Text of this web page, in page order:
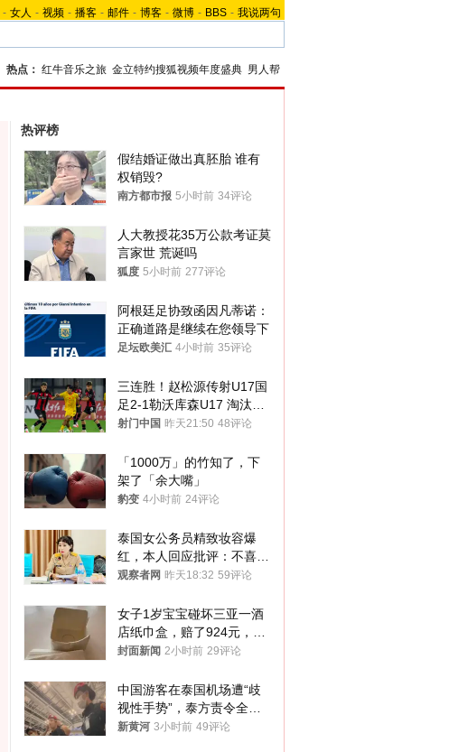
- 女人 - 视频 - 播客 - 邮件 - 博客 - 微博 - BBS - 我说两句
热点： 红牛音乐之旅 金立特约搜狐视频年度盛典 男人帮
热评榜
假结婚证做出真胚胎 谁有
权销毁?
南方都市报 5小时前 34评论
人大教授花35万公款考证莫
言家世 荒诞吗
狐度 5小时前 277评论
阿根廷足协致函因凡蒂诺：
正确道路是继续在您领导下
足坛欧美汇 4小时前 35评论
三连胜！赵松源传射U17国
足2-1勒沃库森U17 淘汰赛
将战河床
射门中国 昨天21:50 48评论
「1000万」的竹知了，下
架了「余大嘴」
豹变 4小时前 24评论
泰国女公务员精致妆容爆
红，本人回应批评：不喜欢
就别看
观察者网 昨天18:32 59评论
女子1岁宝宝碰坏三亚一酒
店纸巾盒，赔了924元，发
帖吐槽后酒店退还一半的
封面新闻 2小时前 29评论
中国游客在泰国机场遭“歧
视性手势”，泰方责令全面
调查，对责任人采取最严厉
新黄河 3小时前 49评论